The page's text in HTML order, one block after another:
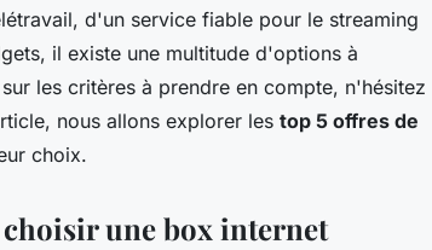
d'un service fiable pour le streaming
il existe une multitude d'options à
les critères à prendre en compte, n'hésitez
nous allons explorer les top 5 offres de
choix.
une box internet